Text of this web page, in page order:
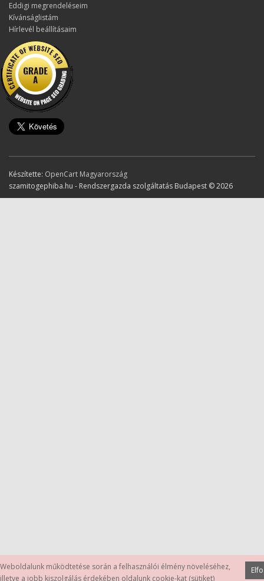
Eddigi megrendeléseim
Kívánságlistám
Hírlevél beállításaim
Készítette: OpenCart Magyarország
szamitogephiba.hu - Rendszergazda szolgáltatás Budapest © 2026
Weboldalunk működtetése során a felhasználói élmény növeléséhez,
illetve a jobb kiszolgálás érdekében oldalunk cookie-kat (sütiket)